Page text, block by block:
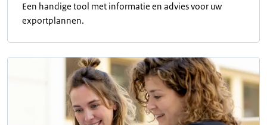
Een handige tool met informatie en advies voor uw
exportplannen.